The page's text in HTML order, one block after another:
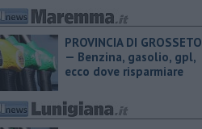
PROVINCIA DI GROSSETO
— ​Benzina, gasolio, gpl,
ecco dove risparmiare